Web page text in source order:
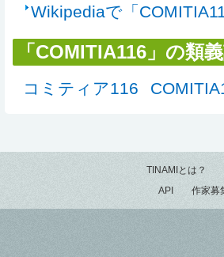
Wikipediaで「
「COMITIA116」の類
コミティア116
TINAMIとは？
API
作家募